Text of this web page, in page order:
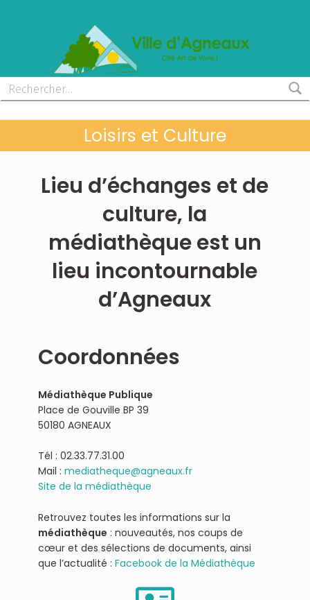
Loisirs et Culture
Lieu d’échanges et de
culture, la
médiathèque est un
lieu incontournable
d’Agneaux
Coordonnées
Médiathèque Publique
Place de Gouville BP 39
50180 AGNEAUX
Tél : 02.33.77.31.00
Mail : mediatheque@agneaux.fr
Site de la médiathèque
Retrouvez toutes les informations sur la
médiathèque : nouveautés, nos coups de
cœur et des sélections de documents, ainsi
que l’actualité : Facebook de la Médiathèque